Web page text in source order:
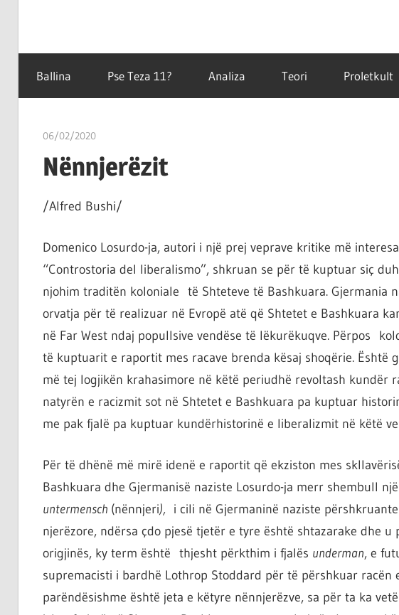
Teza
11
vetëm
e
kanë
në
mënyra
të
ndryshme
por
çështja
është
atë.
Ballina Pse Teza 11? Analiza Teori Proletkult
06/02/2020T 11
Nënnjerëzit
/Alfred Bushi/
Domenico Losurdo-ja, autori i një prej veprave kritike më
“Controstoria del liberalismo”, shkruan se për të kuptuar siç
njohim traditën koloniale të Shteteve të Bashkuara. Gjermania
orvatja për të realizuar në Evropë atë që Shtetet e Bashkuara
në Far West ndaj popullsive vendëse të lëkurëkuqve. Përpos
të kuptuarit e raportit mes racave brenda kësaj shoqërie. Është
më tej logjikën krahasimore në këtë periudhë revoltash
natyrën e racizmit sot në Shtetet e Bashkuara pa kuptuar
me pak fjalë pa kuptuar kundërhistorinë e liberalizmit në këtë
Për të dhënë më mirë idenë e raportit që ekziston mes
Bashkuara dhe Gjermanisë naziste Losurdo-ja merr shembull
untermensch (nënnjeri), i cili në Gjermaninë naziste
njerëzore, ndërsa çdo pjesë tjetër e tyre është shtazarake dhe
origjinës, ky term është thjesht përkthim i fjalës underman, e
supremacisti i bardhë Lothrop Stoddard për të përshkuar racën
parëndësishme është jeta e këtyre nënnjerëzve, sa për ta ka